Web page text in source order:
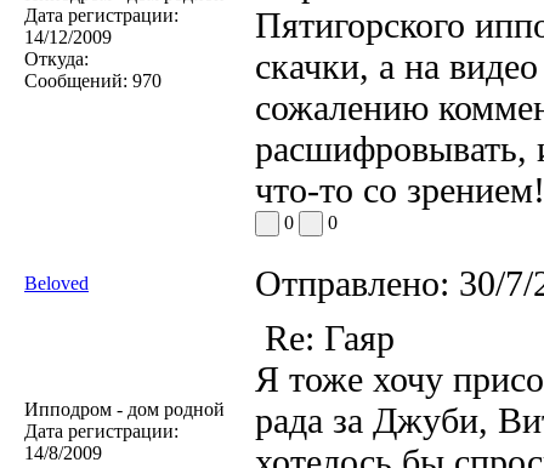
Дата регистрации:
14/12/2009
Откуда:
Сообщений: 970
Пятигорского
скачки, а на
сожалению
расшифровывать,
что-то со зрением!
0 0
Beloved Отправлено: 30/
Ипподром - дом родной
Дата регистрации:
14/8/2009
Re: Гаяр
Я тоже хочу
рада за Джуби,